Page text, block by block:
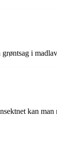
grøntsag i
kan man